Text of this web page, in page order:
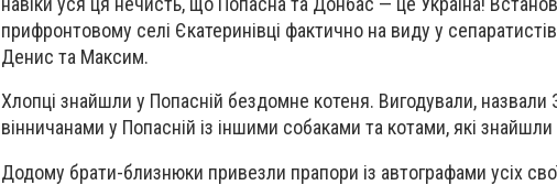
прифронтовому селі Єкатеринівці фактично на виду у
Денис та Максим.
Хлопці знайшли у Попасній бездомне котеня. Вигодували, назвали
вінничанами у Попасній із іншими собаками та котами, які знайшли
Додому брати-близнюки привезли прапори із автографами усіх